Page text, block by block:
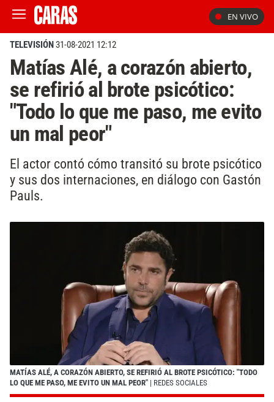
EN VIVO
TELEVISIÓN31-08-2021 12:12
Matías Alé, a corazón abierto,
se refirió al brote psicótico:
"Todo lo que me paso, me evito
un mal peor"
El actor contó cómo transitó su brote psicótico
y sus dos internaciones, en diálogo con Gastón
Pauls.
MATÍAS ALÉ, A CORAZÓN ABIERTO, SE REFIRIÓ AL BROTE PSICÓTICO: "TODO
LO QUE ME PASO, ME EVITO UN MAL PEOR" | REDES SOCIALES